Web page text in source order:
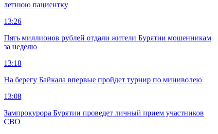
летнюю пациентку
13:26
Пять миллионов рублей отдали жители Бурятии мошенникам
за неделю
13:18
На берегу Байкала впервые пройдет турнир по миниволею
13:08
Зампрокурора Бурятии проведет личный прием участников
СВО